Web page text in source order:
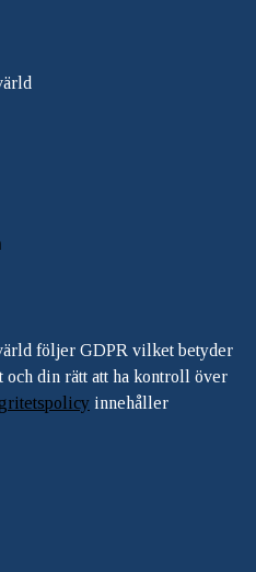
följer GDPR vilket betyder
din rätt att ha kontroll över
innehåller